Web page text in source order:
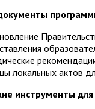
локальных актов
инструменты